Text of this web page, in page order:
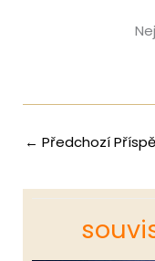
← Předchozí